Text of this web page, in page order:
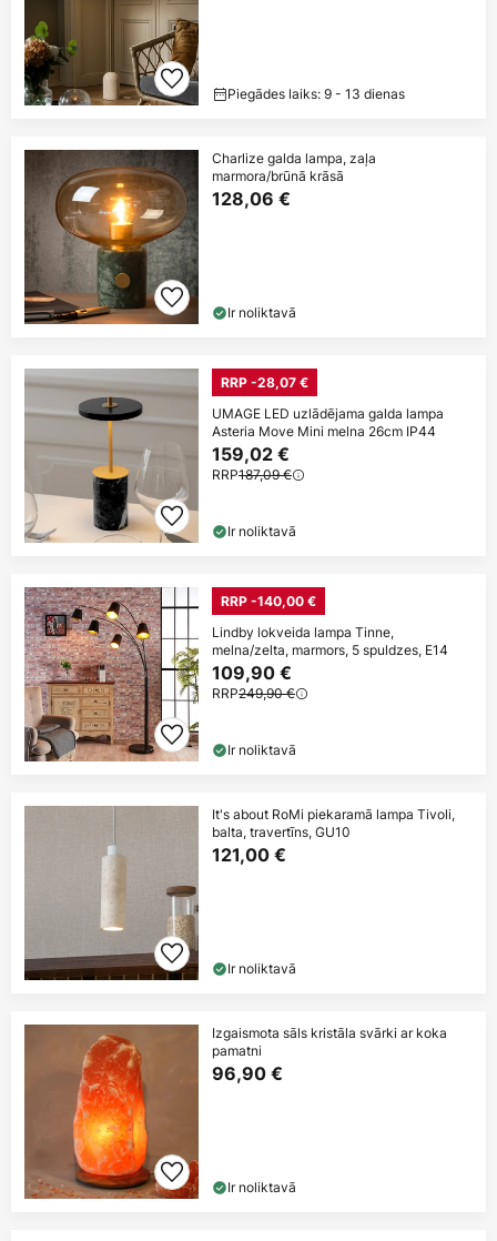
Piegādes laiks: 9 - 13 dienas
Charlize galda lampa, zaļa
marmora/brūnā krāsā
128,06 €
Ir noliktavā
RRP -28,07 €
UMAGE LED uzlādējama galda lampa
Asteria Move Mini melna 26cm IP44
159,02 €
RRP187,09 €
Ir noliktavā
RRP -140,00 €
Lindby lokveida lampa Tinne,
melna/zelta, marmors, 5 spuldzes, E14
109,90 €
RRP249,90 €
Ir noliktavā
It's about RoMi piekaramā lampa Tivoli,
balta, travertīns, GU10
121,00 €
Ir noliktavā
Izgaismota sāls kristāla svārki ar koka
pamatni
96,90 €
Ir noliktavā